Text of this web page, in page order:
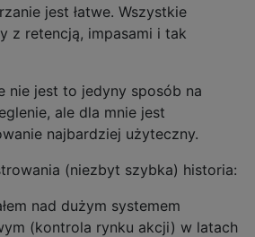
jest łatwe. Wszystkie
z retencją, impasami i tak
nie jest to jedyny sposób na
ale dla mnie jest
najbardziej użyteczny.
(niezbyt szybka) historia:
nad dużym systemem
(kontrola rynku akcji) w latach